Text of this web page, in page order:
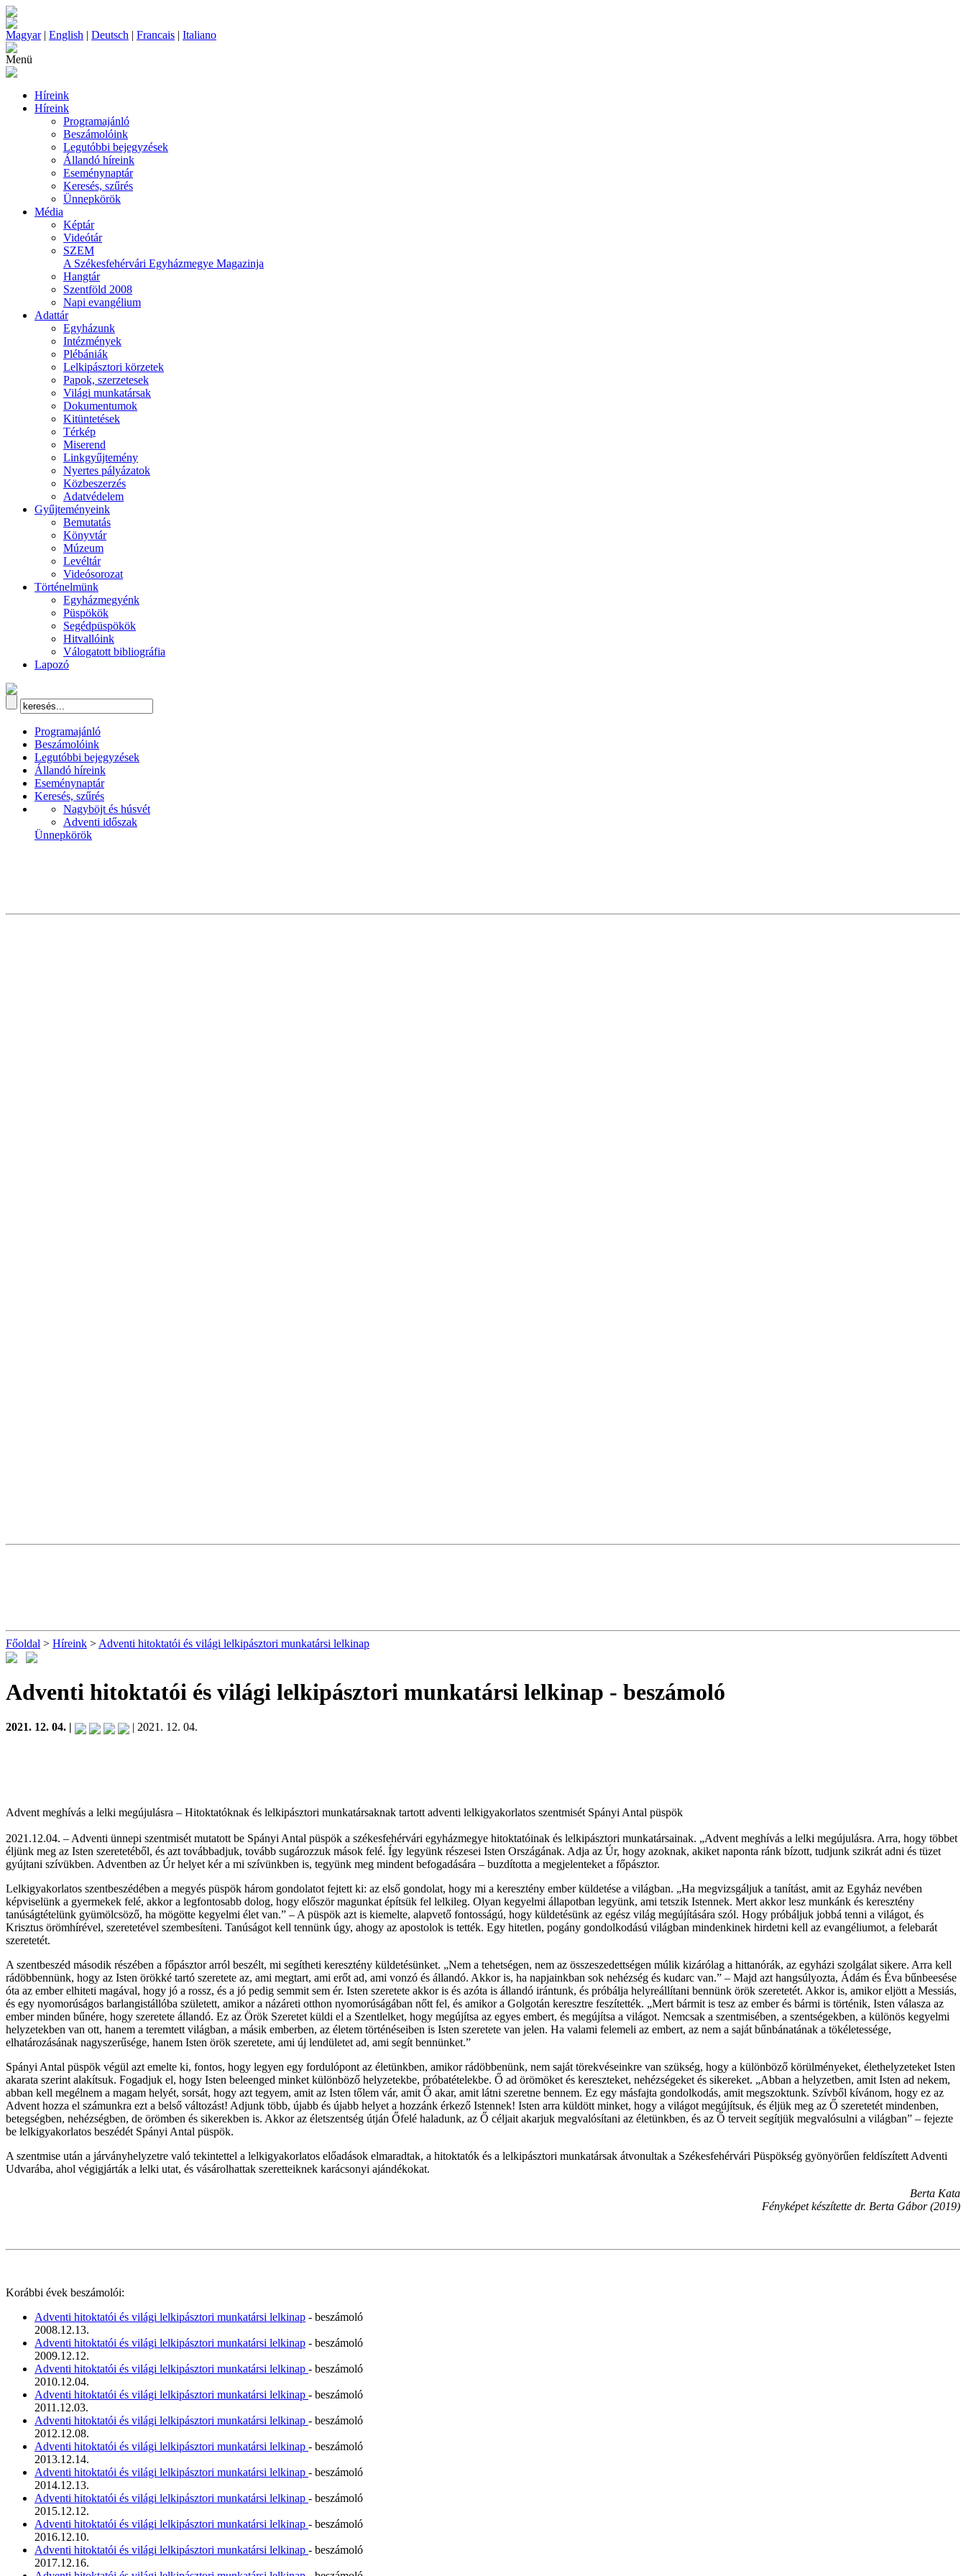
Magyar| English | Deutsch | Francais | Italiano
Menü
Híreink
Híreink
Programajánló
Beszámolóink
Legutóbbi bejegyzések
Állandó híreink
Eseménynaptár
Keresés, szűrés
Ünnepkörök
Média
Képtár
Videótár
SZEM
A Székesfehérvári Egyházmegye Magazinja
Hangtár
Szentföld 2008
Napi evangélium
Adattár
Egyházunk
Intézmények
Plébániák
Lelkipásztori körzetek
Papok, szerzetesek
Világi munkatársak
Dokumentumok
Kitüntetések
Térkép
Miserend
Linkgyűjtemény
Nyertes pályázatok
Közbeszerzés
Adatvédelem
Gyűjteményeink
Bemutatás
Könyvtár
Múzeum
Levéltár
Videósorozat
Történelmünk
Egyházmegyénk
Püspökök
Segédpüspökök
Hitvallóink
Válogatott bibliográfia
Lapozó
Programajánló
Beszámolóink
Legutóbbi bejegyzések
Állandó híreink
Eseménynaptár
Keresés, szűrés
Nagyböjt és húsvét
Adventi időszak
Ünnepkörök
Főoldal > Híreink > Adventi hitoktatói és világi lelkipásztori munkatársi lelkinap
Adventi hitoktatói és világi lelkipásztori munkatársi lelkinap - beszámoló
2021. 12. 04. | | 2021. 12. 04.
Advent meghívás a lelki megújulásra – Hitoktatóknak és lelkipásztori munkatársaknak tartott adventi lelkigyakorlatos szentmisét Spányi Antal püspök
2021.12.04. – Adventi ünnepi szentmisét mutatott be Spányi Antal püspök a székesfehérvári egyházmegye hitoktatóinak és lelkipásztori munkatársainak. „Advent meghívás a lelki megújulásra. Arra, hogy többet
éljünk meg az Isten szeretetéből, és azt továbbadjuk, tovább sugározzuk mások felé. Így legyünk részesei Isten Országának. Adja az Úr, hogy azoknak, akiket naponta ránk bízott, tudjunk szikrát adni és tüzet
gyújtani szívükben. Adventben az Úr helyet kér a mi szívünkben is, tegyünk meg mindent befogadására – buzdította a megjelenteket a főpásztor.
Lelkigyakorlatos szentbeszédében a megyés püspök három gondolatot fejtett ki: az első gondolat, hogy mi a keresztény ember küldetése a világban. „Ha megvizsgáljuk a tanítást, amit az Egyház nevében
képviselünk a gyermekek felé, akkor a legfontosabb dolog, hogy először magunkat építsük fel lelkileg. Olyan kegyelmi állapotban legyünk, ami tetszik Istennek. Mert akkor lesz munkánk és keresztény
tanúságtételünk gyümölcsöző, ha mögötte kegyelmi élet van.” – A püspök azt is kiemelte, alapvető fontosságú, hogy küldetésünk az egész világ megújítására szól. Hogy próbáljuk jobbá tenni a világot, és
Krisztus örömhírével, szeretetével szembesíteni. Tanúságot kell tennünk úgy, ahogy az apostolok is tették. Egy hitetlen, pogány gondolkodású világban mindenkinek hirdetni kell az evangéliumot, a felebarát
szeretetét.
A szentbeszéd második részében a főpásztor arról beszélt, mi segítheti keresztény küldetésünket. „Nem a tehetségen, nem az összeszedettségen múlik kizárólag a hittanórák, az egyházi szolgálat sikere. Arra kell
rádöbbennünk, hogy az Isten örökké tartó szeretete az, ami megtart, ami erőt ad, ami vonzó és állandó. Akkor is, ha napjainkban sok nehézség és kudarc van.” – Majd azt hangsúlyozta, Ádám és Éva bűnbeesése
óta az ember elhiteti magával, hogy jó a rossz, és a jó pedig semmit sem ér. Isten szeretete akkor is és azóta is állandó irántunk, és próbálja helyreállítani bennünk örök szeretetét. Akkor is, amikor eljött a Messiás,
és egy nyomorúságos barlangistállóba született, amikor a názáreti otthon nyomorúságában nőtt fel, és amikor a Golgotán keresztre feszítették. „Mert bármit is tesz az ember és bármi is történik, Isten válasza az
ember minden bűnére, hogy szeretete állandó. Ez az Örök Szeretet küldi el a Szentlelket, hogy megújítsa az egyes embert, és megújítsa a világot. Nemcsak a szentmisében, a szentségekben, a különös kegyelmi
helyzetekben van ott, hanem a teremtett világban, a másik emberben, az életem történéseiben is Isten szeretete van jelen. Ha valami felemeli az embert, az nem a saját bűnbánatának a tökéletessége,
elhatározásának nagyszerűsége, hanem Isten örök szeretete, ami új lendületet ad, ami segít bennünket.”
Spányi Antal püspök végül azt emelte ki, fontos, hogy legyen egy fordulópont az életünkben, amikor rádöbbenünk, nem saját törekvéseinkre van szükség, hogy a különböző körülményeket, élethelyzeteket Isten
akarata szerint alakítsuk. Fogadjuk el, hogy Isten beleenged minket különböző helyzetekbe, próbatételekbe. Ő ad örömöket és kereszteket, nehézségeket és sikereket. „Abban a helyzetben, amit Isten ad nekem,
abban kell megélnem a magam helyét, sorsát, hogy azt tegyem, amit az Isten tőlem vár, amit Ő akar, amit látni szeretne bennem. Ez egy másfajta gondolkodás, amit megszoktunk. Szívből kívánom, hogy ez az
Advent hozza el számunkra ezt a belső változást! Adjunk több, újabb és újabb helyet a hozzánk érkező Istennek! Isten arra küldött minket, hogy a világot megújítsuk, és éljük meg az Ő szeretetét mindenben,
betegségben, nehézségben, de örömben és sikerekben is. Akkor az életszentség útján Őfelé haladunk, az Ő céljait akarjuk megvalósítani az életünkben, és az Ő terveit segítjük megvalósulni a világban” – fejezte
be lelkigyakorlatos beszédét Spányi Antal püspök.
A szentmise után a járványhelyzetre való tekintettel a lelkigyakorlatos előadások elmaradtak, a hitoktatók és a lelkipásztori munkatársak átvonultak a Székesfehérvári Püspökség gyönyörűen feldíszített Adventi
Udvarába, ahol végigjárták a lelki utat, és vásárolhattak szeretteiknek karácsonyi ajándékokat.
Berta Kata
Fényképet készítette dr. Berta Gábor (2019)
Korábbi évek beszámolói:
Adventi hitoktatói és világi lelkipásztori munkatársi lelkinap - beszámoló
2008.12.13.
Adventi hitoktatói és világi lelkipásztori munkatársi lelkinap - beszámoló
2009.12.12.
Adventi hitoktatói és világi lelkipásztori munkatársi lelkinap - beszámoló
2010.12.04.
Adventi hitoktatói és világi lelkipásztori munkatársi lelkinap - beszámoló
2011.12.03.
Adventi hitoktatói és világi lelkipásztori munkatársi lelkinap - beszámoló
2012.12.08.
Adventi hitoktatói és világi lelkipásztori munkatársi lelkinap - beszámoló
2013.12.14.
Adventi hitoktatói és világi lelkipásztori munkatársi lelkinap - beszámoló
2014.12.13.
Adventi hitoktatói és világi lelkipásztori munkatársi lelkinap - beszámoló
2015.12.12.
Adventi hitoktatói és világi lelkipásztori munkatársi lelkinap - beszámoló
2016.12.10.
Adventi hitoktatói és világi lelkipásztori munkatársi lelkinap - beszámoló
2017.12.16.